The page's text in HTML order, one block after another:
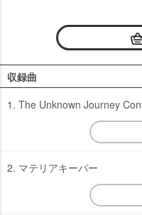
収録曲
1. The Unknown Journey
2. マテリアキーパー